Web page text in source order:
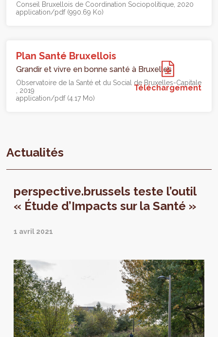
Conseil Bruxellois de Coordination Sociopolitique 2020
application/pdf (990.69 Ko)
Plan Santé Bruxellois
Grandir et vivre en bonne santé à Bruxelles
Observatoire de la Santé et du Social de Bruxelles-Capitale
2019
application/pdf (4.17 Mo)
Téléchargement
Actualités
perspective.brussels teste l’outil
« Étude d’Impacts sur la Santé »
1 avril 2021